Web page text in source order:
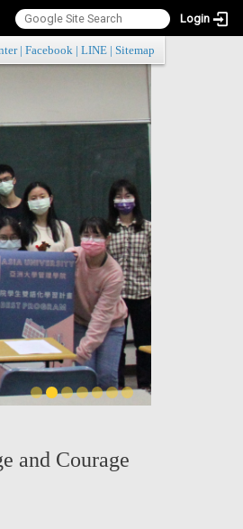
Login
:::
| Facebook LINE Sitemap
and Courage